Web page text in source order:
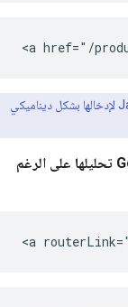
<a href="/
تكون الروابط أيضًا قابلة للزحف عند استخدام JavaScript لإدخالها بشكل ديناميكي
صيغ لا يُنصح باستخدامها (قد يحاول Google تحليلها على الرغم
<a